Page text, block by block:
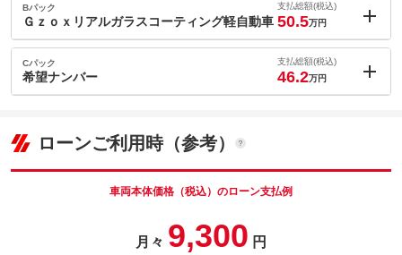
ョン価格
(税込)
車両本体価
39万円
このパックの見積もり依頼（無料）
Bパック
Ｇｚｏｘリアルガラスコーティング軽自動車
支払総額(税込)
50.5万円
内：オプシ
ョン価格
(税込)
車両本体価
パック内容
Cパック
希望ナンバー
支払総額(税込)
46.2万円
車両本体価ローンご利用時（参考）
車両本体価格（税込）のローン支払例
月々 9,300 円